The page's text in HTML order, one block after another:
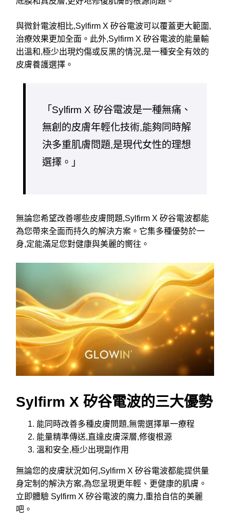
與微針電波相比,Sylfirm X 矽谷電波可以覆蓋更大範圍,
治療效果更加全面。此外,Sylfirm X 矽谷電波的能量輸
出溫和,極少出現灼傷或反黑的情況,是一種安全有效的
皮膚養護選擇。
「Sylfirm X 矽谷電波是一種無痛、
無創的皮膚年輕化技術,能夠同時解
決多重肌膚問題,是現代女性的理想
選擇。」
無論您希望改善哪些皮膚問題,Sylfirm X 矽谷電波都能
為您帶來全面而持久的解決方案。它集多種優勢於一
身,定能滿足您對健康與美麗的嚮往。
Sylfirm X 矽谷電波的三大優勢
能同時改善多種皮膚問題,無需選擇單一療程
能量精準傳送,直達皮膚深層,修復根源
溫和安全,極少出現副作用
無論您的皮膚狀況如何,Sylfirm X 矽谷電波都能提供量
身定制的解決方案,為您呈現更年輕、更健康的肌膚。
立即體驗 Sylfirm X 矽谷電波的魔力,重拾自信的美麗
吧。